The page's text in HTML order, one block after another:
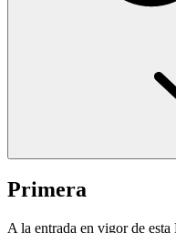
Primera
A la entrada en vigor de